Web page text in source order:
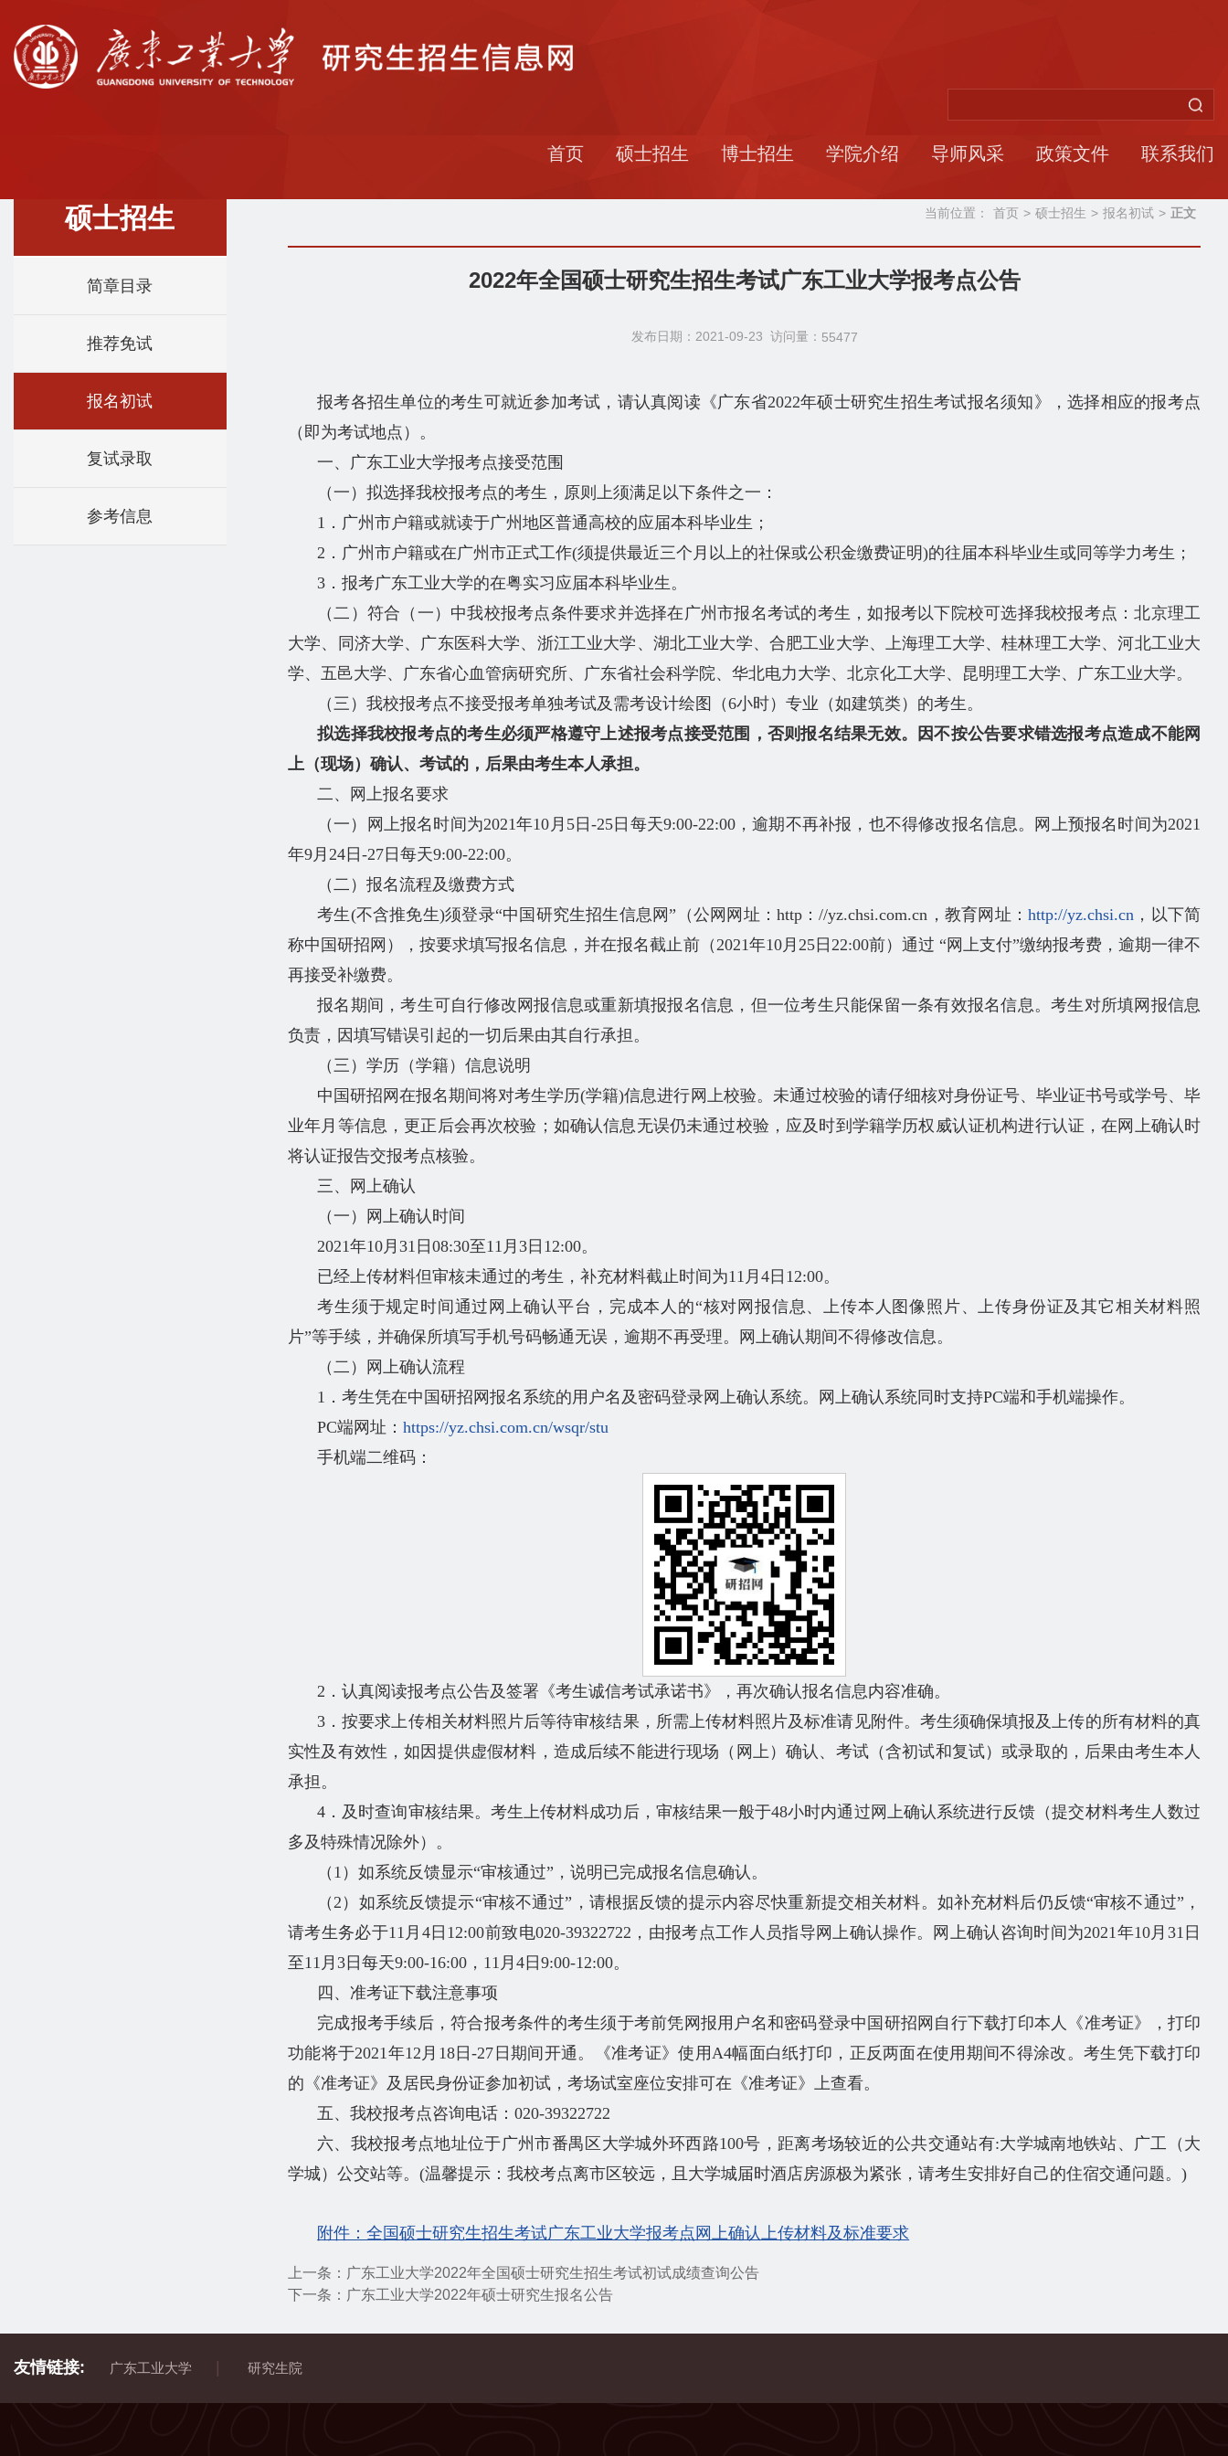
首页 硕士招生 博士招生 学院介绍 导师风采 政策文件 联系我们
硕士招生
简章目录
推荐免试
报名初试
复试录取
参考信息
当前位置： 首页 > 硕士招生 > 报名初试 > 正文
2022年全国硕士研究生招生考试广东工业大学报考点公告
发布日期：2021-09-23 访问量： 55477
报考各招生单位的考生可就近参加考试，请认真阅读《广东省2022年硕士研究生招生考试报名须知》，选择相应的报考点
（即为考试地点）。
一、广东工业大学报考点接受范围
（一）拟选择我校报考点的考生，原则上须满足以下条件之一：
1．广州市户籍或就读于广州地区普通高校的应届本科毕业生；
2．广州市户籍或在广州市正式工作(须提供最近三个月以上的社保或公积金缴费证明)的往届本科毕业生或同等学力考生；
3．报考广东工业大学的在粤实习应届本科毕业生。
（二）符合（一）中我校报考点条件要求并选择在广州市报名考试的考生，如报考以下院校可选择我校报考点：北京理工
大学、同济大学、广东医科大学、浙江工业大学、湖北工业大学、合肥工业大学、上海理工大学、桂林理工大学、河北工业大
学、五邑大学、广东省心血管病研究所、广东省社会科学院、华北电力大学、北京化工大学、昆明理工大学、广东工业大学。
（三）我校报考点不接受报考单独考试及需考设计绘图（6小时）专业（如建筑类）的考生。
拟选择我校报考点的考生必须严格遵守上述报考点接受范围，否则报名结果无效。
因不按公告要求错选报考点造成不能网
上（现场）确认、考试的，后果由考生本人承担。
二、网上报名要求
（一）网上报名时间为2021年10月5日-25日每天9:00-22:00，逾期不再补报，也不得修改报名信息。网上预报名时间为2021
年9月24日-27日每天9:00-22:00。
（二）报名流程及缴费方式
考生(不含推免生)须登录“中国研究生招生信息网”（公网网址：http：//yz.chsi.com.cn，教育网址：http://yz.chsi.cn ，以下简
称中国研招网），按要求填写报名信息，并在报名截止前（2021年10月25日22:00前）通过 “网上支付”缴纳报考费，逾期一律不
再接受补缴费。
报名期间，考生可自行修改网报信息或重新填报报名信息，但一位考生只能保留一条有效报名信息。考生对所填网报信息
负责，因填写错误引起的一切后果由其自行承担。
（三）学历（学籍）信息说明
中国研招网在报名期间将对考生学历(学籍)信息进行网上校验。未通过校验的请仔细核对身份证号、毕业证书号或学号、毕
业年月等信息，更正后会再次校验；如确认信息无误仍未通过校验，应及时到学籍学历权威认证机构进行认证，在网上确认时
将认证报告交报考点核验。
三、网上确认
（一）网上确认时间
2021年10月31日08:30至11月3日12:00。
已经上传材料但审核未通过的考生，补充材料截止时间为11月4日12:00。
考生须于规定时间通过网上确认平台，完成本人的“核对网报信息、上传本人图像照片、上传身份证及其它相关材料照
片”等手续，并确保所填写手机号码畅通无误，逾期不再受理。网上确认期间不得修改信息。
（二）网上确认流程
1．考生凭在中国研招网报名系统的用户名及密码登录网上确认系统。网上确认系统同时支持PC端和手机端操作。
PC端网址：https://yz.chsi.com.cn/wsqr/stu
手机端二维码：
2．认真阅读报考点公告及签署《考生诚信考试承诺书》，再次确认报名信息内容准确。
3．按要求上传相关材料照片后等待审核结果，所需上传材料照片及标准请见附件。考生须确保填报及上传的所有材料的真
实性及有效性，如因提供虚假材料，造成后续不能进行现场（网上）确认、考试（含初试和复试）或录取的，后果由考生本人
承担。
4．及时查询审核结果。考生上传材料成功后，审核结果一般于48小时内通过网上确认系统进行反馈（提交材料考生人数过
多及特殊情况除外）。
（1）如系统反馈显示“审核通过”，说明已完成报名信息确认。
（2）如系统反馈提示“审核不通过”，请根据反馈的提示内容尽快重新提交相关材料。如补充材料后仍反馈“审核不通过”，
请考生务必于11月4日12:00前致电020-39322722，由报考点工作人员指导网上确认操作。网上确认咨询时间为2021年10月31日
至11月3日每天9:00-16:00，11月4日9:00-12:00。
四、准考证下载注意事项
完成报考手续后，符合报考条件的考生须于考前凭网报用户名和密码登录中国研招网自行下载打印本人《准考证》，打印
功能将于2021年12月18日-27日期间开通。《准考证》使用A4幅面白纸打印，正反两面在使用期间不得涂改。考生凭下载打印
的《准考证》及居民身份证参加初试，考场试室座位安排可在《准考证》上查看。
五、我校报考点咨询电话：020-39322722
六、我校报考点地址位于广州市番禺区大学城外环西路100号，距离考场较近的公共交通站有:大学城南地铁站、广工（大
学城）公交站等。(温馨提示：我校考点离市区较远，且大学城届时酒店房源极为紧张，请考生安排好自己的住宿交通问题。)
附件：全国硕士研究生招生考试广东工业大学报考点网上确认上传材料及标准要求
上一条： 广东工业大学2022年全国硕士研究生招生考试初试成绩查询公告
下一条： 广东工业大学2022年硕士研究生报名公告
友情链接: 广东工业大学 研究生院